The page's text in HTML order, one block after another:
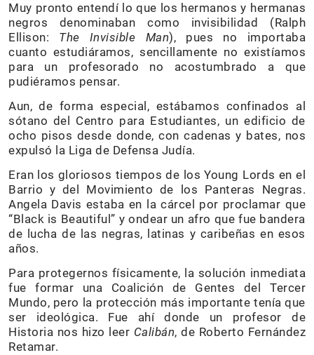
Muy pronto entendí lo que los hermanos y hermanas
negros denominaban como invisibilidad (Ralph
Ellison: The Invisible Man), pues no importaba
cuanto estudiáramos, sencillamente no existíamos
para un profesorado no acostumbrado a que
pudiéramos pensar.
Aun, de forma especial, estábamos confinados al
sótano del Centro para Estudiantes, un edificio de
ocho pisos desde donde, con cadenas y bates, nos
expulsó la Liga de Defensa Judía.
Eran los gloriosos tiempos de los Young Lords en el
Barrio y del Movimiento de los Panteras Negras.
Angela Davis estaba en la cárcel por proclamar que
“Black is Beautiful” y ondear un afro que fue bandera
de lucha de las negras, latinas y caribeñas en esos
años.
Para protegernos físicamente, la solución inmediata
fue formar una Coalición de Gentes del Tercer
Mundo, pero la protección más importante tenía que
ser ideológica. Fue ahí donde un profesor de
Historia nos hizo leer Calibán, de Roberto Fernández
Retamar.